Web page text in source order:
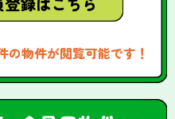
の物件が閲覧可能です！